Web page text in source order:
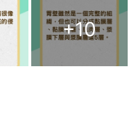
+10